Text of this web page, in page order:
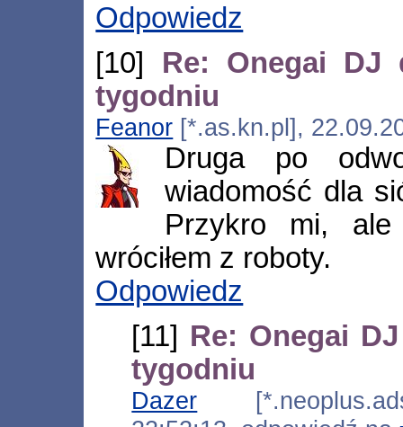
Odpowiedz
[10] Re: Onegai DJ
tygodniu
Feanor [*.as.kn.pl],
Druga po
wiadomość dla
Przykro mi,
wróciłem z roboty.
Odpowiedz
[11] Re: Onegai
tygodniu
Dazer